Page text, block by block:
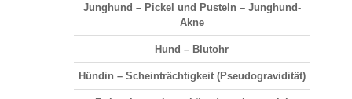
Junghund – Pickel und Pusteln – Junghund-
Akne
Hund – Blutohr
Hündin – Scheinträchtigkeit (Pseudogravidität)